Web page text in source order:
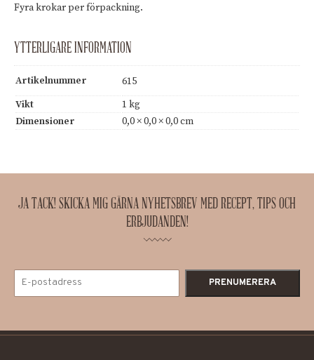
Fyra krokar per förpackning.
YTTERLIGARE INFORMATION
Artikelnummer
615
Vikt
1 kg
Dimensioner
0,0 × 0,0 × 0,0 cm
JA TACK! SKICKA MIG GÄRNA NYHETSBREV MED RECEPT, TIPS OCH
ERBJUDANDEN!